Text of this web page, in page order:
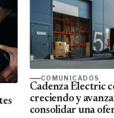
COMUNICADOS
Cadenza Electric
creciendo y
consolidar una